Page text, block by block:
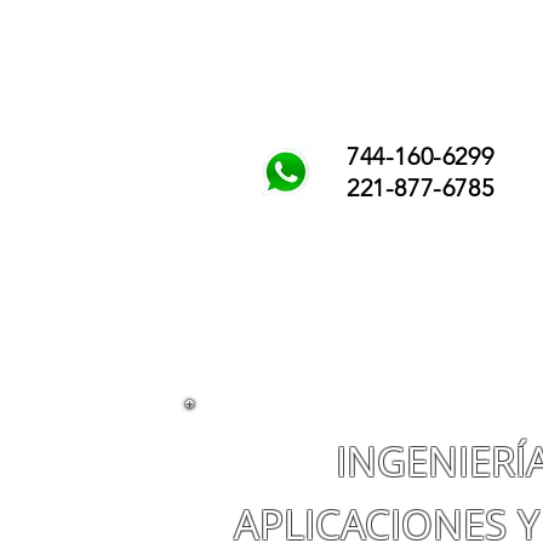
APLICACIONES
744-160-6299
221-877-6785